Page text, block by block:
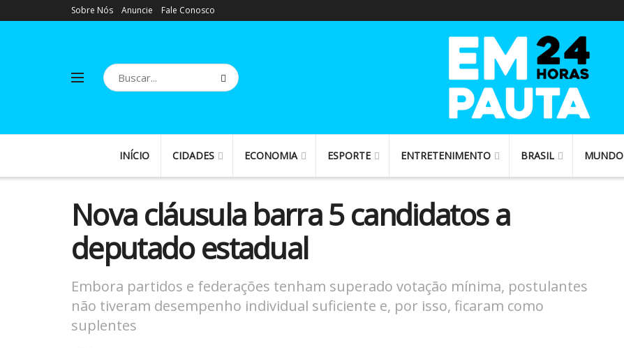
Sobre Nós Anuncie Fale Conosco
INÍCIO CIDADES ECONOMIA ESPORTE ENTRETENIMENTO BRASIL MUNDO
Nova cláusula barra 5 candidatos a
deputado estadual
Embora partidos e federações tenham superado votação mínima, postulantes
não tiveram desempenho individual suficiente e, por isso, ficaram como
suplentes